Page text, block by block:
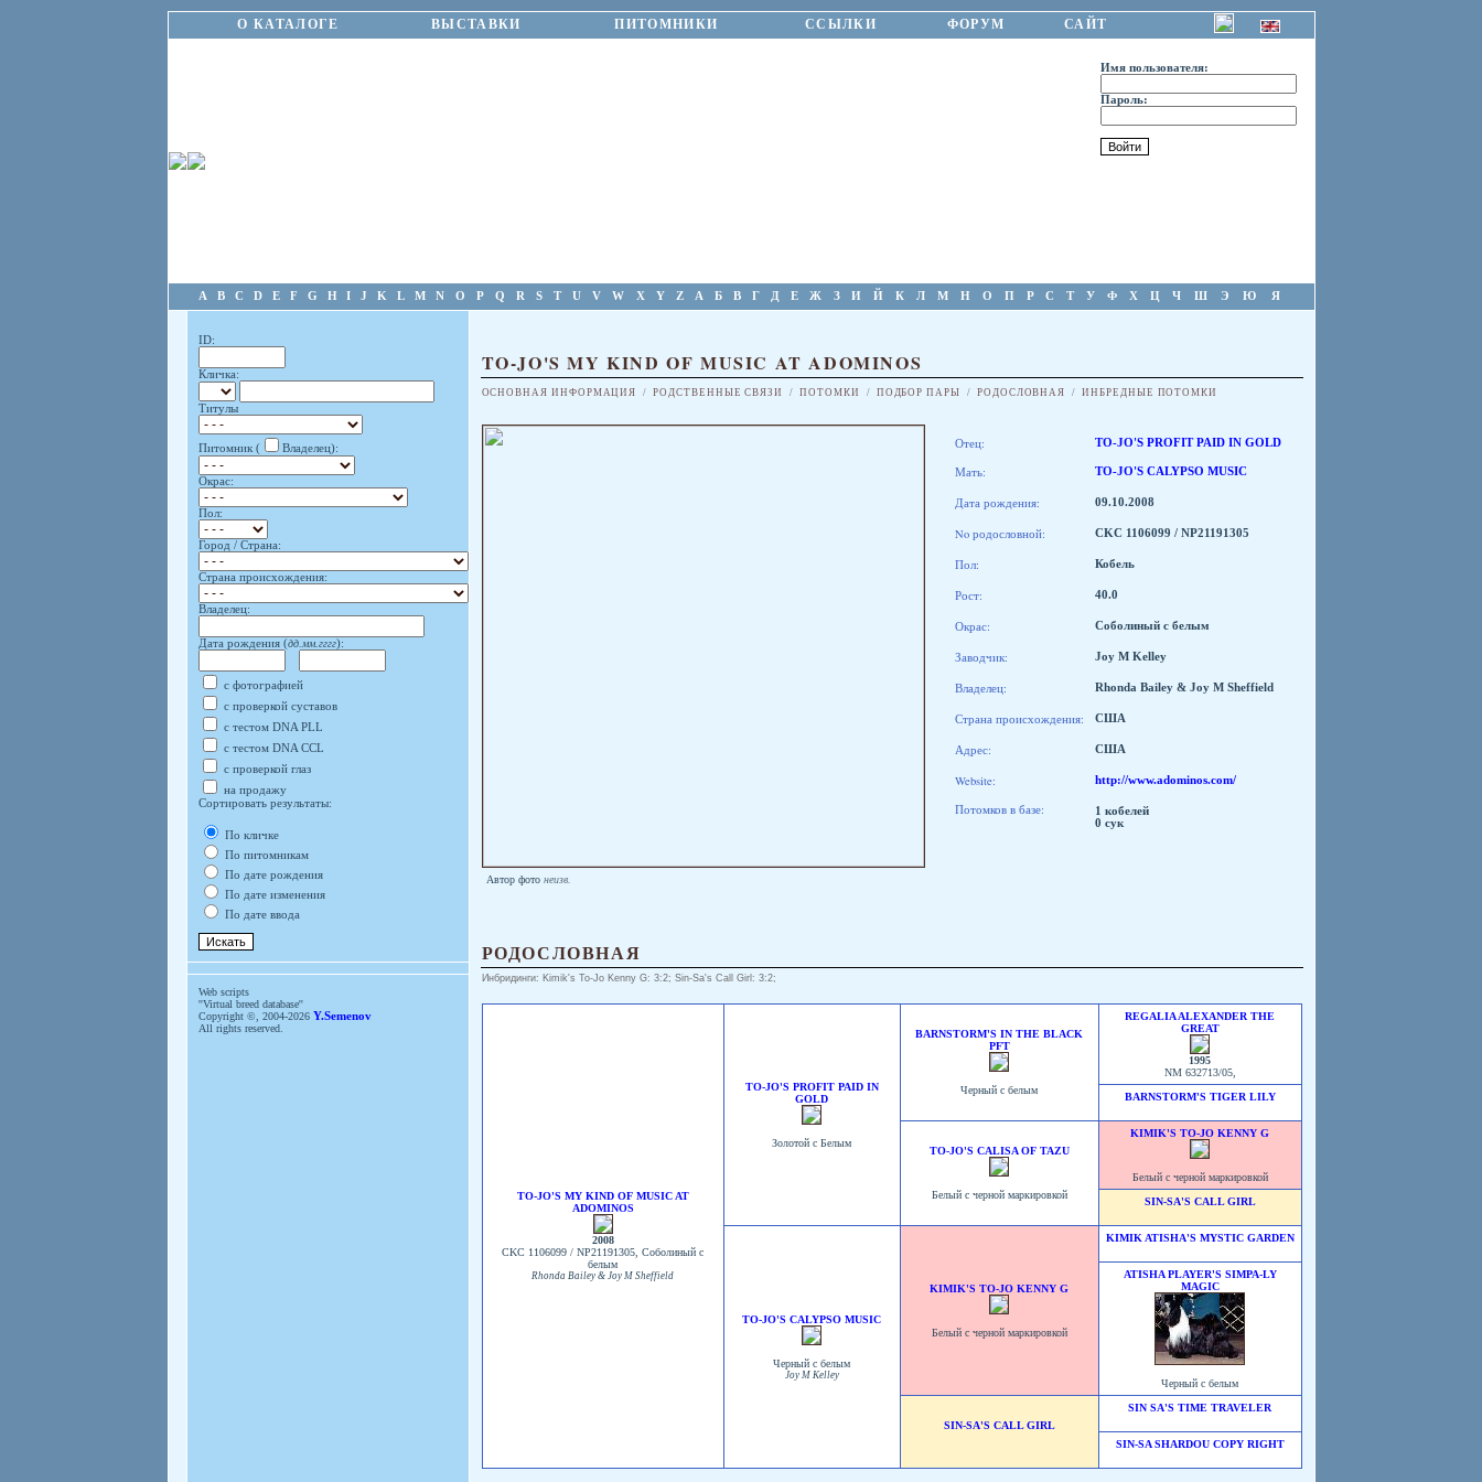
О КАТАЛОГЕ ВЫСТАВКИ ПИТОМНИКИ ССЫЛКИ ФОРУМ САЙТ
Имя пользователя:
Пароль:
A B C D E F G H I J K L M N O P Q R S T U V W X Y Z А Б В Г Д Е Ж З И Й К Л М Н О П Р С Т У Ф Х Ц Ч Ш Э Ю Я
ID:
Кличка:
Титулы
Питомник ( Владелец):
Окрас:
Пол:
Город / Страна:
Страна происхождения:
Владелец:
Дата рождения (дд.мм.гггг):
с фотографией
с проверкой суставов
с тестом DNA PLL
с тестом DNA CCL
с проверкой глаз
на продажу
Сортировать результаты:
По кличке
По питомникам
По дате рождения
По дате изменения
По дате ввода
Web scripts
''Virtual breed database''
Copyright ©, 2004-2026 Y.Semenov
All rights reserved.
TO-JO'S MY KIND OF MUSIC AT ADOMINOS
ОСНОВНАЯ ИНФОРМАЦИЯ / РОДСТВЕННЫЕ СВЯЗИ / ПОТОМКИ / ПОДБОР ПАРЫ / РОДОСЛОВНАЯ / ИНБРЕДНЫЕ ПОТОМКИ
Автор фото неизв.
Отец: TO-JO'S PROFIT PAID IN GOLD
Мать: TO-JO'S CALYPSO MUSIC
Дата рождения: 09.10.2008
No родословной: CKC 1106099 / NP21191305
Пол: Кобель
Рост: 40.0
Окрас: Соболиный с белым
Заводчик: Joy M Kelley
Владелец: Rhonda Bailey & Joy M Sheffield
Страна происхождения: США
Адрес: США
Website: http://www.adominos.com/
Потомков в базе:
1 кобелей
0 сук
РОДОСЛОВНАЯ
Инбридинги: Kimik's To-Jo Kenny G: 3:2; Sin-Sa's Call Girl: 3:2;
TO-JO'S MY KIND OF MUSIC AT
ADOMINOS
2008
CKC 1106099 / NP21191305, Соболиный с
белым
Rhonda Bailey & Joy M Sheffield
TO-JO'S PROFIT PAID IN
GOLD
Золотой с Белым
BARNSTORM'S IN THE BLACK
PFT
Черный с белым
REGALIA ALEXANDER THE
GREAT
1995
NM 632713/05,
BARNSTORM'S TIGER LILY
TO-JO'S CALISA OF TAZU
Белый с черной маркировкой
KIMIK'S TO-JO KENNY G
Белый с черной маркировкой
SIN-SA'S CALL GIRL
TO-JO'S CALYPSO MUSIC
Черный с белым
Joy M Kelley
KIMIK'S TO-JO KENNY G
Белый с черной маркировкой
KIMIK ATISHA'S MYSTIC GARDEN
ATISHA PLAYER'S SIMPA-LY
MAGIC
Черный с белым
SIN-SA'S CALL GIRL
SIN SA'S TIME TRAVELER
SIN-SA SHARDOU COPY RIGHT